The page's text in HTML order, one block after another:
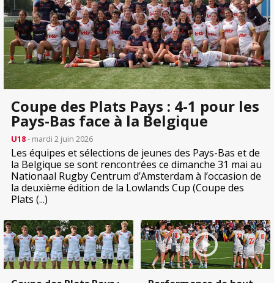
Coupe des Plats Pays : 4-1 pour les
Pays-Bas face à la Belgique
U18- mardi 2 juin 2026
Les équipes et sélections de jeunes des Pays-Bas et de
la Belgique se sont rencontrées ce dimanche 31 mai au
Nationaal Rugby Centrum d’Amsterdam à l’occasion de
la deuxième édition de la Lowlands Cup (Coupe des
Plats (...)